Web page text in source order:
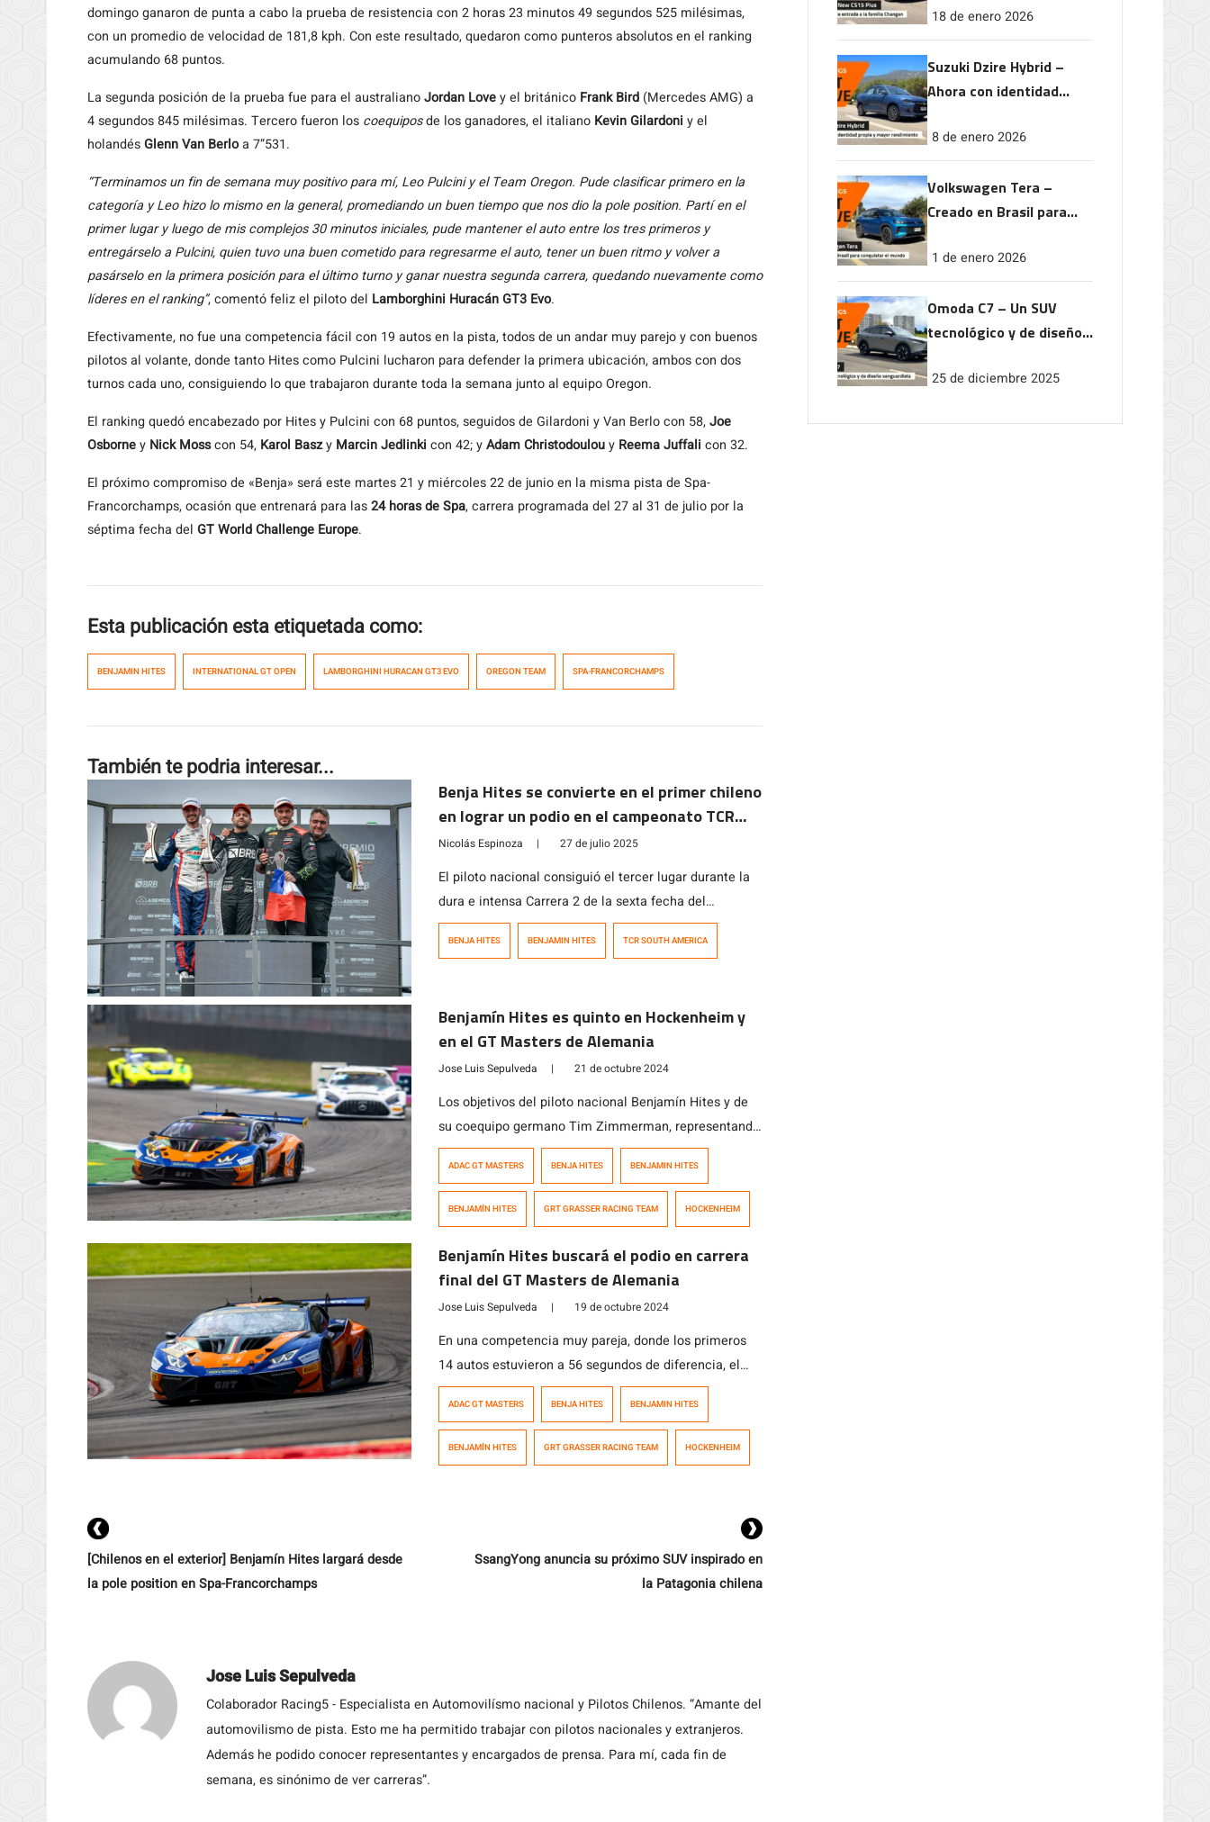
domingo ganaron de punta a cabo la prueba de resistencia con 2 horas 23 minutos 49 segundos 525 milésimas,
con un promedio de velocidad de 181,8 kph. Con este resultado, quedaron como punteros absolutos en el ranking
acumulando 68 puntos.
La segunda posición de la prueba fue para el australianoJordan Lovey el británico Frank Bird (Mercedes AMG) a
4 segundos 845 milésimas. Tercero fueron los coequiposde los ganadores, el italiano Kevin Gilardoni y el
holandésGlenn Van Berloa 7”531.
“Terminamos un fin de semana muy positivo para mí, Leo Pulcini y el Team Oregon. Pude clasificar primero en la
categoría y Leo hizo lo mismo en la general, promediando un buen tiempo que nos dio la pole position. Partí en el
primer lugar y luego de mis complejos 30 minutos iniciales, pude mantener el auto entre los tres primeros y
entregárselo a Pulcini, quien tuvo una buen cometido para regresarme el auto, tener un buen ritmo y volver a
pasárselo en la primera posición para el último turno y ganar nuestra segunda carrera, quedando nuevamente como
líderes en el ranking”, comentó feliz el piloto del Lamborghini Huracán GT3 Evo.
Efectivamente, no fue una competencia fácil con 19 autos en la pista, todos de un andar muy parejo y con buenos
pilotos al volante, donde tanto Hites como Pulcini lucharon para defender la primera ubicación, ambos con dos
turnos cada uno, consiguiendo lo que trabajaron durante toda la semana junto al equipo Oregon.
El ranking quedó encabezado por Hites y Pulcini con 68 puntos, seguidos de Gilardoni y Van Berlo con 58,Joe
Osborney Nick Mosscon 54, Karol Baszy Marcin Jedlinki con 42; yAdam Christodoulouy Reema Juffali con 32.
El próximo compromiso de «Benja» será este martes 21 y miércoles 22 de junio en la misma pista de Spa-
Francorchamps, ocasión que entrenará para las24 horas de Spa, carrera programada del 27 al 31 de julio por la
séptima fecha del GT World Challenge Europe.
Esta publicación esta etiquetada como:
BENJAMIN HITES INTERNATIONAL GT OPEN LAMBORGHINI HURACAN GT3 EVO OREGON TEAM SPA-FRANCORCHAMPS
También te podria interesar...
Benja Hites se convierte en el primer chileno
en lograr un podio en el campeonato TCR
South America
Nicolás Espinoza | 27 de julio 2025
El piloto nacional consiguió el tercer lugar durante la
dura e intensa Carrera 2 de la sexta fecha del
certamen disputada en Uruguay.
BENJA HITES BENJAMIN HITES TCR SOUTH AMERICA
Benjamín Hites es quinto en Hockenheim y
en el GT Masters de Alemania
Jose Luis Sepulveda | 21 de octubre 2024
Los objetivos del piloto nacional Benjamín Hites y de
su coequipo germano Tim Zimmerman, representando
al Grasser Racing Team, era concluir la temporada en
Alemania que se disputó en Hockenheim (Alemania).
Sin embargo, no lo alcanzaron, pero consiguieron un
honroso quinto puesto tanto en la Carrera 2 como […]
ADAC GT MASTERS BENJA HITES BENJAMIN HITES
BENJAMÍN HITES GRT GRASSER RACING TEAM HOCKENHEIM
Benjamín Hites buscará el podio en carrera
final del GT Masters de Alemania
Jose Luis Sepulveda | 19 de octubre 2024
En una competencia muy pareja, donde los primeros
14 autos estuvieron a 56 segundos de diferencia, el
chileno Benjamín Hites y su compañero Tim
terminaron en la novena posición durante la Carrera 1
de la sexta y última fecha del Campeonato ADAC Gran
ADAC GT MASTERS BENJA HITES BENJAMIN HITES
BENJAMÍN HITES GRT GRASSER RACING TEAM HOCKENHEIM
[Chilenos en el exterior] Benjamín Hites largará desde
la pole position en Spa-Francorchamps
SsangYong anuncia su próximo SUV inspirado en
la Patagonia chilena
Jose Luis Sepulveda
Colaborador Racing5 - Especialista en Automovilísmo nacional y Pilotos Chilenos. “Amante del
automovilismo de pista. Esto me ha permitido trabajar con pilotos nacionales y extranjeros.
Además he podido conocer representantes y encargados de prensa. Para mí, cada fin de
semana, es sinónimo de ver carreras”.
18 de enero 2026
Suzuki Dzire Hybrid –
Ahora con identidad
rendimiento
8 de enero 2026
Volkswagen Tera –
Creado en Brasil para
1 de enero 2026
Omoda C7 – Un SUV
tecnológico y de diseño
25 de diciembre 2025